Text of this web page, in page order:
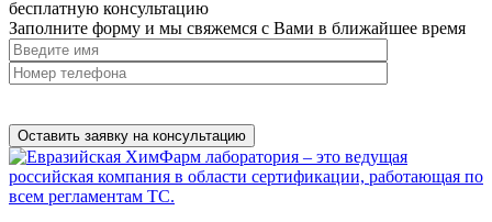
бесплатную консультацию
Заполните форму и мы свяжемся с Вами в ближайшее время